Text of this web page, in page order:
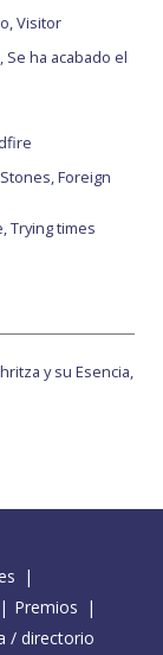
Visitor
Se ha acabado el
Foreign
Trying times
y su Esencia,
Premios
/ directorio